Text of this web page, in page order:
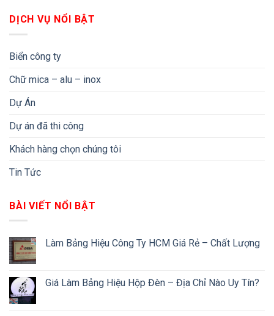
DỊCH VỤ NỔI BẬT
Biển công ty
Chữ mica – alu – inox
Dự Án
Dự án đã thi công
Khách hàng chọn chúng tôi
Tin Tức
BÀI VIẾT NỔI BẬT
Làm Bảng Hiệu Công Ty HCM Giá Rẻ – Chất Lượng
Giá Làm Bảng Hiệu Hộp Đèn – Địa Chỉ Nào Uy Tín?